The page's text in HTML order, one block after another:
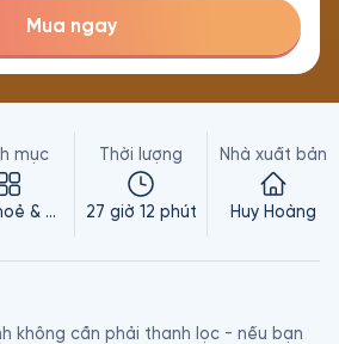
Mua ngay
mục
Sức khoẻ & Dinh dưỡng
Thời lượng
27 giờ 12 phút
Nhà xuất bản
Huy Hoàng
không cần phải thanh lọc - nếu bạn